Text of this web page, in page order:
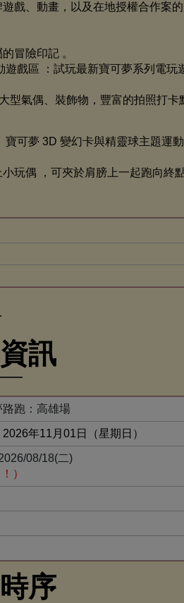
戲、動畫，以及在地授權合作案
冒險印記 。
戲區 ：試玩最新寶可夢系列電玩
氣偶、裝飾物，豐富的拍照打卡
可夢 3D 變幻卡與精靈球主題運
玩偶 ，可夾於肩膀上一起跑向終點
訊
跑：高雄場
年11月01日（星期日）
08/18(二)
）
序